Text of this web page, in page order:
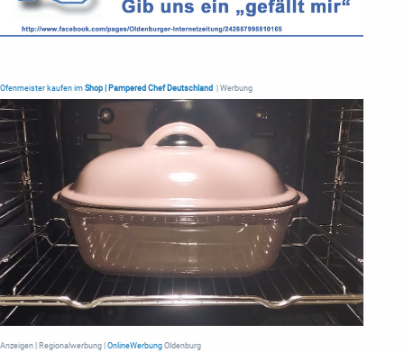
Ofenmeister kaufen im Shop | Pampered Chef Deutschland | Werbung
Anzeigen | Regionalwerbung | OnlineWerbung Oldenburg